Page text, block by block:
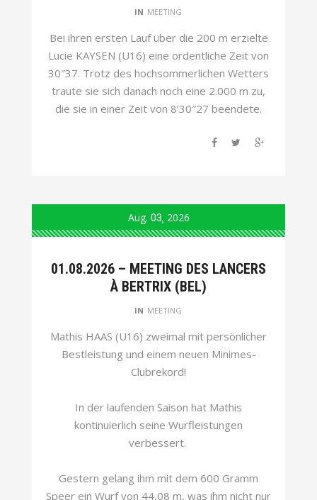
IN MEETING
Bei ihren ersten Lauf über die 200 m erzielte
Lucie KAYSEN (U16) eine ordentliche Zeit von
30″37. Trotz des hochsommerlichen Wetters
traute sie sich danach noch eine 2.000 m zu,
die sie in einer Zeit von 8’30″27 beendete.
Aug. 03 2026
01.08.2026 – MEETING DES LANCERS
À BERTRIX (BEL)
IN MEETING
Mathis HAAS (U16) zweimal mit persönlicher
Bestleistung und einem neuen Minimes-
Clubrekord!
In der laufenden Saison hat Mathis
kontinuierlich seine Wurfleistungen
verbessert.
Gestern gelang ihm mit dem 600 Gramm
Speer ein Wurf von 44,08 m, was ihm nicht nur